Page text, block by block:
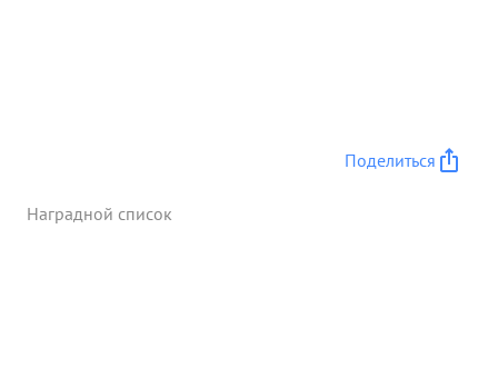
Поделиться
Наградной список